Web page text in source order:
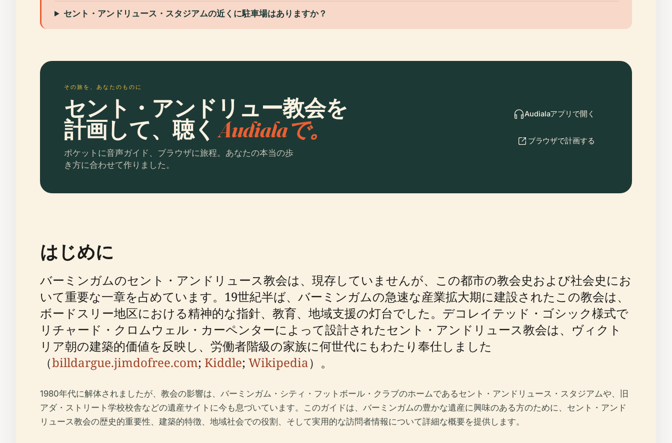
セント・アンドリュース・スタジアムの近くに駐車場はありますか？
その旅を、あなたのものに
セント・アンドリュー教会を
計画して、聴くAudialaで。
ポケットに音声ガイド、ブラウザに旅程。あなたの本当の歩
き方に合わせて作りました。
Audialaアプリで開く
ブラウザで計画する
はじめに
バーミンガムのセント・アンドリュース教会は、現存していませんが、この都市の教会史および社会史にお
いて重要な一章を占めています。19世紀半ば、バーミンガムの急速な産業拡大期に建設されたこの教会は、
ボードスリー地区における精神的な指針、教育、地域支援の灯台でした。デコレイテッド・ゴシック様式で
リチャード・クロムウェル・カーペンターによって設計されたセント・アンドリュース教会は、ヴィクト
リア朝の建築的価値を反映し、労働者階級の家族に何世代にもわたり奉仕しました
（billdargue.jimdofree.com; Kiddle; Wikipedia）。
1980年代に解体されましたが、教会の影響は、バーミンガム・シティ・フットボール・クラブのホームであるセント・アンドリュース・スタジアムや、旧
アダ・ストリート学校校舎などの遺産サイトに今も息づいています。このガイドは、バーミンガムの豊かな遺産に興味のある方のために、セント・アンド
リュース教会の歴史的重要性、建築的特徴、地域社会での役割、そして実用的な訪問者情報について詳細な概要を提供します。